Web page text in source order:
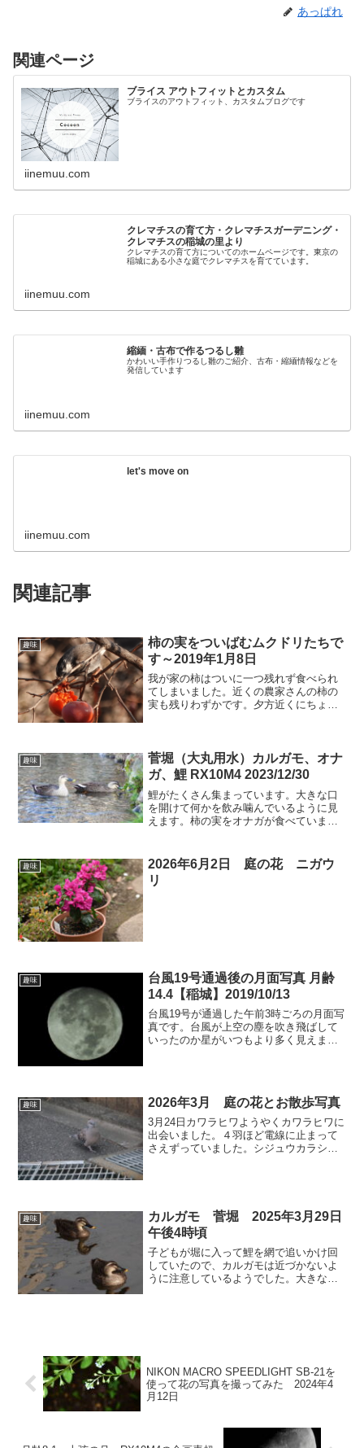
あっぱれ
関連ページ
ブライス アウトフィットとカスタム
ブライスのアウトフィット、カスタムブログです
iinemuu.com
クレマチスの育て方・クレマチスガーデニング・
クレマチスの稲城の里より
クレマチスの育て方についてのホームページです。東京の
稲城にある小さな庭でクレマチスを育てています。
iinemuu.com
縮緬・古布で作るつるし雛
かわいい手作りつるし雛のご紹介、古布・縮緬情報などを
発信しています
iinemuu.com
let's move on
iinemuu.com
関連記事
趣味
柿の実をついばむムクドリたちで
す～2019年1月8日
我が家の柿はついに一つ残れず食べられ
てしまいました。近くの農家さんの柿の
実も残りわずかです。夕方近くにちょう
よくわかります。普段はあ...
趣味
菅堀（大丸用水）カルガモ、オナ
ガ、鯉 RX10M4 2023/12/30
鯉がたくさん集まっています。大きな口
を開けて何かを飲み噛んでいるように見
えます。柿の実をオナガが食べていま
趣味
2026年6月2日 庭の花 ニガウ
リ
趣味
台風19号通過後の月面写真 月齢
14.4【稲城】2019/10/13
台風19号が通過した午前3時ごろの月面写
真です。台風が上空の塵を吹き飛ばして
いったのか星がいつもより多く見えまし
趣味 2026年3月 庭の花とお散歩写真
3月24日カワラヒワようやくカワラヒワに
出会いました。４羽ほど電線に止まって
さえずっていました。シジュウカラシジ
趣味
カルガモ 菅堀 2025年3月29日
午後4時頃
子どもが堀に入って鯉を網で追いかけ回
していたので、カルガモは近づかないよ
うに注意しているようでした。大きな鯉
NIKON MACRO SPEEDLIGHT SB-21を
使って花の写真を撮ってみた 2024年4
月12日